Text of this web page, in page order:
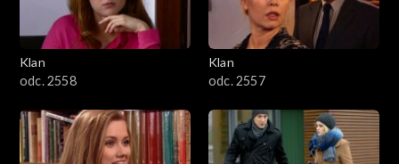
Klan
odc. 2558
Klan
odc. 2557